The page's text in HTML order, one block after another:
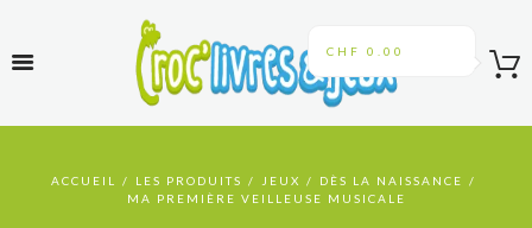
CHF 0.00
ACCUEIL LES PRODUITS JEUX
DÈS LA NAISSANCE
MA PREMIÈRE VEILLEUSE MUSICALE